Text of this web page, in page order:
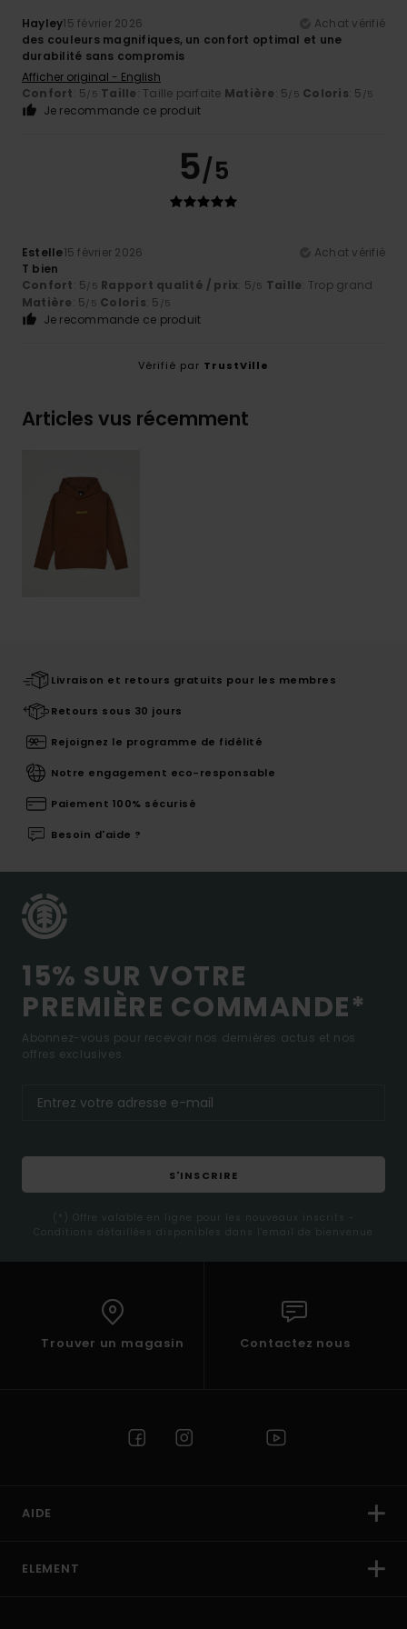
Hayley15 février 2026
Achat vérifié
des couleurs magnifiques, un confort optimal et une
durabilité sans compromis
Afficher original - English
Confort: 5/5 Taille: Taille parfaite Matière: 5/5 Coloris: 5 /5
Je recommande ce produit
5/5
Estelle15 février 2026
Achat vérifié
T bien
Confort: 5/5 Rapport qualité / prix: 5/5 Taille: Trop grand
Matière: 5/5 Coloris: 5 /5
Je recommande ce produit
Vérifié par TrustVille
Articles vus récemment
Livraison et retours gratuits pour les membres
Retours sous 30 jours
Rejoignez le programme de fidélité
Notre engagement eco-responsable
Paiement 100% sécurisé
Besoin d'aide ?
15% SUR VOTRE
PREMIÈRE COMMANDE*
Abonnez-vous pour recevoir nos dernières actus et nos
offres exclusives.
S'INSCRIRE
(*) Offre valable en ligne pour les nouveaux inscrits -
Conditions détaillées disponibles dans l'email de bienvenue
Trouver un magasin Contactez nous
AIDE
ELEMENT